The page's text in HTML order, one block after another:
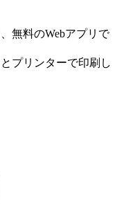
無料のWebアプリで
プリンターで印刷し